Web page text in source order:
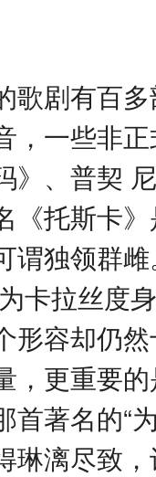
歌剧有百
，一些非
》、普契
《托斯卡
谓独领群
卡拉丝度
形容却仍
，更重要
首著名的“
琳漓尽致